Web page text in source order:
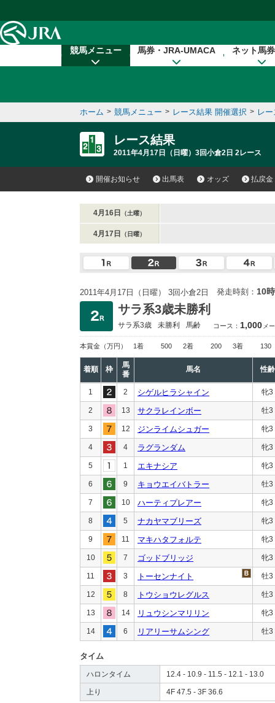
競馬メニュー 馬券・JRA-UMACA ネット馬
ホーム > 競馬メニュー > レース結果 開催選択 > レ
レース結果
2011年4月17日（日曜）3回小倉2日 2レース
開催お知らせ 出馬表 オッズ 払戻金
4月16日 （土曜）
4月17日 （日曜）
2011年4月17日（日曜） 3回小倉2日 発走時刻： 10
サラ系3歳未勝利
サラ系3歳 未勝利 馬齢 コース： 1,000 メ
本賞金 （万円） 1着 500 2着 200 3着 130
着順 枠
馬
番
馬名 性齢
1 2 シゲルヒラシャイン 牝3
2 13 サクラレインボー 牡3
3 12 ジンライムシュガー 牝3
4 4 ラグランダム 牝3
5 1 エキナシア 牝3
6 9 キョウエイバトラー 牡3
7 10 ハーティプレアー 牝3
8 5 ナカヤマブリーズ 牝3
9 11 マキハタフォルテ 牝3
10 7 ゴッドブリッジ 牝3
11 3 トーセンナイト 牡3
12 8 トウショウレグルス 牡3
13 14 リュウシンマリリン 牝3
14 6 リアリーサムシング 牡3
タイム
ハロンタイム 12.4 - 10.9 - 11.5 - 12.1 - 13.0
上り 4F 47.5 - 3F 36.6